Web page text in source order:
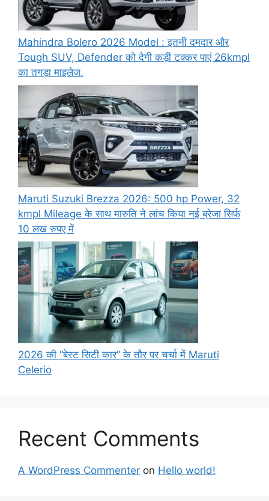
Mahindra Bolero 2026 Model : इतनी दमदार और
Tough SUV, Defender को देगी कड़ी टक्कर पाएं 26kmpl
का तगड़ा माइलेज.
Maruti Suzuki Brezza 2026: 500 hp Power, 32
kmpl Mileage के साथ मारुति ने लांच किया नई ब्रेजा सिर्फ
10 लख रुपए में
2026 की “बेस्ट सिटी कार” के तौर पर चर्चा में Maruti
Celerio
Recent Comments
A WordPress Commenter on Hello world!